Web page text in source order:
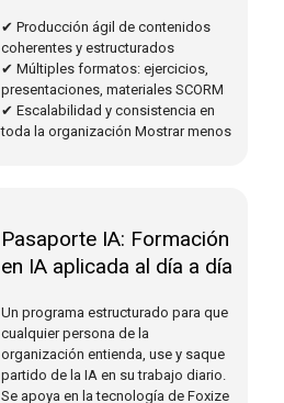
✔ Producción ágil de contenidos
coherentes y estructurados
✔ Múltiples formatos: ejercicios,
presentaciones, materiales SCORM
✔ Escalabilidad y consistencia en
toda la organización Mostrar menos
Pasaporte IA: Formación
en IA aplicada al día a día
Un programa estructurado para que
cualquier persona de la
organización entienda, use y saque
partido de la IA en su trabajo diario.
Se apoya en la tecnología de Foxize